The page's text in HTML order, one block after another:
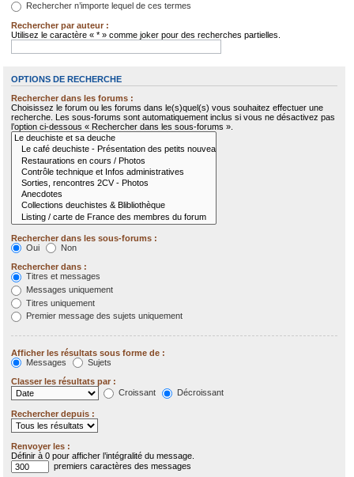
Rechercher n’importe lequel de ces termes
Rechercher par auteur :
Utilisez le caractère « * » comme joker pour des recherches partielles.
OPTIONS DE RECHERCHE
Rechercher dans les forums :
Choisissez le forum ou les forums dans le(s)quel(s) vous souhaitez effectuer une
recherche. Les sous-forums sont automatiquement inclus si vous ne désactivez pas
l’option ci-dessous « Rechercher dans les sous-forums ».
Rechercher dans les sous-forums :
Oui
Non
Rechercher dans :
Titres et messages
Messages uniquement
Titres uniquement
Premier message des sujets uniquement
Afficher les résultats sous forme de :
Messages
Sujets
Classer les résultats par :
Croissant
Décroissant
Rechercher depuis :
Renvoyer les :
Définir à 0 pour afficher l’intégralité du message.
premiers caractères des messages